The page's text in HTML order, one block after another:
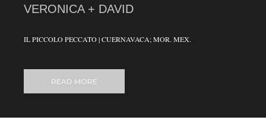
VERONICA + DAVID
IL PICCOLO PECCATO | CUERNAVACA; MOR. MEX.
READ MORE